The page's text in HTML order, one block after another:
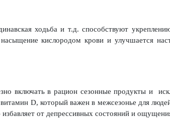
ходьба и т.д. способствуют
кислородом крови и улучшается
включать в рацион сезонные продукты и
D, который важен в межсезонье для людей
от депрессивных состояний и